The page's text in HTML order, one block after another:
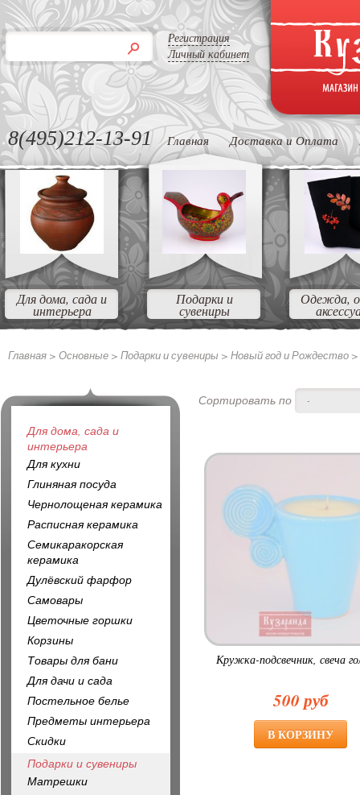
Регистрация
Личный кабинет
8(495)212-13-91 Главная Доставка и Оплата
Для дома, сада и
интерьера
Подарки и
сувениры
Одежда,
Главная > Основные > Подарки и сувениры > Новый год и Рождество >
Сортировать по -
Кружка-подсвечник, свеча
500 руб
Для дома, сада и
интерьера
Для кухни
Глиняная посуда
Чернолощеная керамика
Расписная керамика
Семикаракорская
керамика
Дулёвский фарфор
Самовары
Цветочные горшки
Корзины
Товары для бани
Для дачи и сада
Постельное белье
Предметы интерьера
Скидки
Подарки и сувениры
Матрешки